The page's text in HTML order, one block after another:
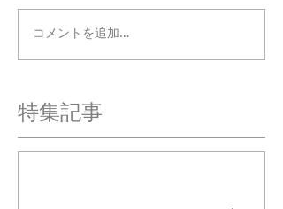
コメントを追加…
特集記事